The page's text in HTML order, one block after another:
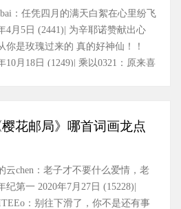
：任凭四月的满天白絮在心里纷飞
4月5日 (2441)| 为辛耶诺赞献出心
你是玫瑰过来的 真的好神仙！！
10月18日 (1249)| 乘以0321：原来喜
樱花邮局》哪首词画龙点
云chen：老子才不要什么爱情，老
纪第一 2020年7月27日 (15228)|
：别往下滑了，你不是还有事